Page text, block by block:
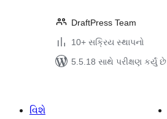
DraftPress Team
10+ સક્રિય સ્થાપનો
5.5.18 સાથે પરીક્ષણ કર્યું છે
વિશે